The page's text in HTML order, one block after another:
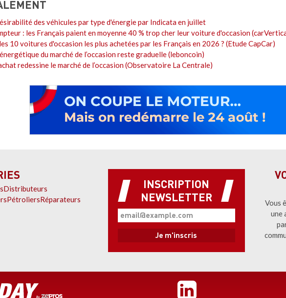
des véhicules par type d'énergie par Indicata en juillet
: les Français paient en moyenne 40 % trop cher leur voiture d'occasion
10 voitures d'occasion les plus achetées par les Français en 2026 ? (Etude CapCar)
du marché de l’occasion reste graduelle (leboncoin)
redessine le marché de l’occasion (Observatoire La Centrale)
Distributeurs
PétroliersRéparateurs
INSCRIPTION
NEWSLETTER
Vous
une